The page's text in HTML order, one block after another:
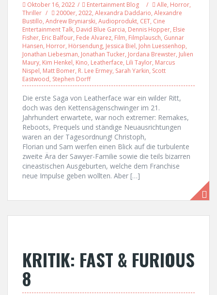
Oktober 16, 2022 Entertainment Blog Alle, Horror,
Thriller
2000er, 2022, Alexandra Daddario, Alexandre
Bustillo, Andrew Bryniarski, Audioprodukt, CET, Cine
Entertainment Talk, David Blue Garcia, Dennis Hopper, Elsie
Fisher, Eric Balfour, Fede Alvarez, Film, Filmplausch, Gunnar
Hansen, Horror, Hörsendung, Jessica Biel, John Luessenhop,
Jonathan Liebesman, Jonathan Tucker, Jordana Brewster, Julien
Maury, Kim Henkel, Kino, Leatherface, Lili Taylor, Marcus
Nispel, Matt Bomer, R. Lee Ermey, Sarah Yarkin, Scott
Eastwood, Stephen Dorff
Die erste Saga von Leatherface war ein wilder Ritt,
doch was den Kettensägenschwinger im 21.
Jahrhundert erwartete, war noch extremer: Remakes,
Reboots, Prequels und ständige Neuausrichtungen
waren an der Tagesordnung! Christoph,
Florian und Sam werfen einen Blick auf die turbulente
zweite Ära der Sawyer-Familie sowie die teils bizarren
cineastischen Ausgeburten, welche dem Franchise
neue Impulse geben wollten. Aber […]
KRITIK: FAST & FURIOUS
8